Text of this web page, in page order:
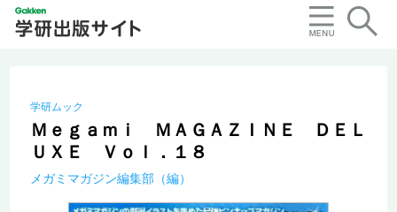
学研ムック
Ｍｅｇａｍｉ ＭＡＧＡＺＩＮＥ ＤＥＬ
ＵＸＥ Ｖｏｌ．１８
メガミマガジン編集部（編）